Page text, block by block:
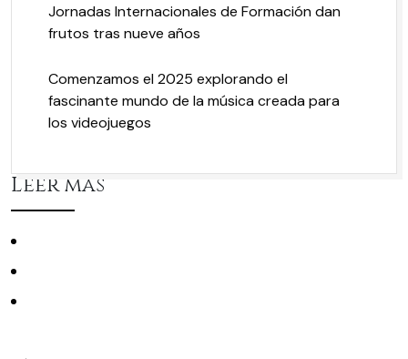
Jornadas Internacionales de Formación dan
frutos tras nueve años
Comenzamos el 2025 explorando el
fascinante mundo de la música creada para
los videojuegos
Leer más